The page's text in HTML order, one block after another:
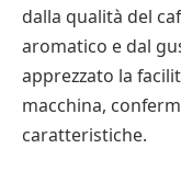
dalla qualità del
aromatico e dal
apprezzato la
macchina,
caratteristiche.